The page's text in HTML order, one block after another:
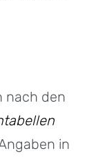
nach den
in